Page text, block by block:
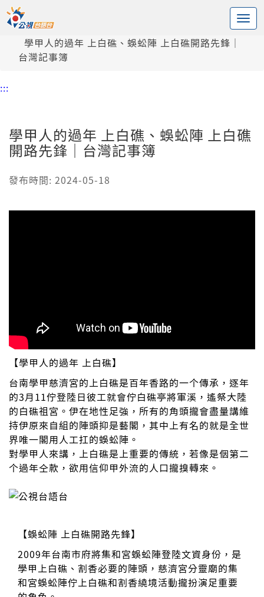
中央內容區塊
頭頁
學甲人的過年 上白礁、蜈蚣陣 上白礁開路先鋒｜
台灣記事簿
:::
學甲人的過年 上白礁、蜈蚣陣 上白礁
開路先鋒｜台灣記事簿
發布時間: 2024-05-18
【學甲人的過年 上白礁】
台南學甲慈濟宮的上白礁是百年香路的一个傳承，逐年
的3月11佇登陸日彼工就會佇白礁亭將軍溪，遙祭大陸
的白礁祖宮。伊在地性足強，所有的角頭攏會盡量講維
持伊原來自組的陣頭抑是藝閣，其中上有名的就是全世
界唯一閣用人工扛的蜈蚣陣。
對學甲人來講，上白礁是上重要的傳統，若像是𪜶第二
个過年仝款，欲用信仰甲外流的人口攏搝轉來。
【蜈蚣陣 上白礁開路先鋒】
2009年台南市府將集和宮蜈蚣陣登陸文資身份，是
學甲上白礁、割香必要的陣頭，慈濟宮分靈廟的集
和宮蜈蚣陣佇上白礁和割香繞境活動攏扮演足重要